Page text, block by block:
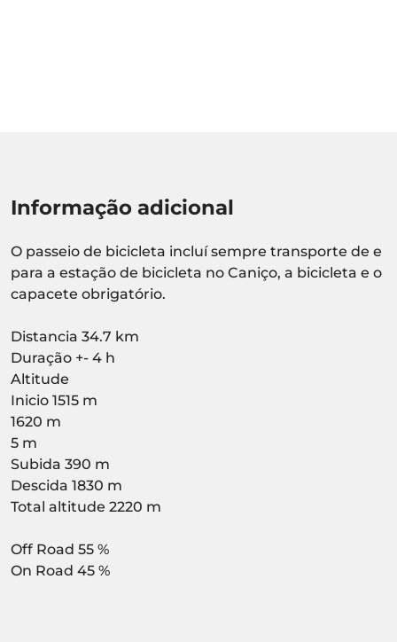
Informação adicional
O passeio de bicicleta incluí sempre transporte de e
para a estação de bicicleta no Caniço, a bicicleta e o
capacete obrigatório.
Distancia 34.7 km
Duração +- 4 h
Altitude
Inicio 1515 m
1620 m
5 m
Subida 390 m
Descida 1830 m
Total altitude 2220 m
Off Road 55 %
On Road 45 %